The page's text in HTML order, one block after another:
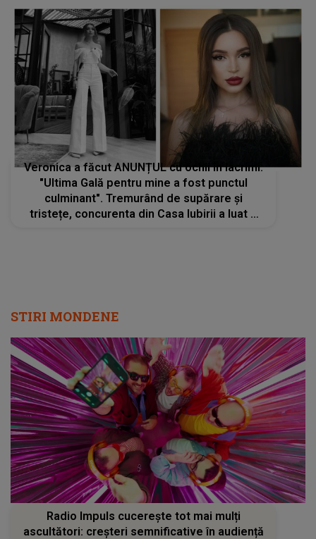
Veronica a făcut ANUNȚUL cu ochii în lacrimi:
"Ultima Gală pentru mine a fost punctul
culminant". Tremurând de supărare şi
tristețe, concurenta din Casa Iubirii a luat o
STIRI MONDENE
Radio Impuls cucerește tot mai mulți
ascultători: creșteri semnificative în audiență